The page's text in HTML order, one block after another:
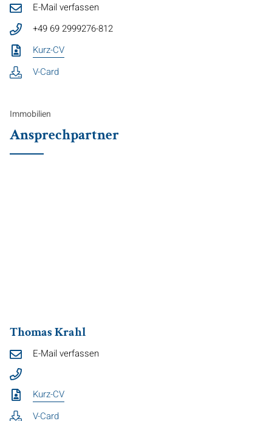
E-Mail verfassen
+49 69 2999276-812
Kurz-CV
V-Card
Immobilien
Ansprechpartner
Thomas Krahl
E-Mail verfassen
Kurz-CV
V-Card